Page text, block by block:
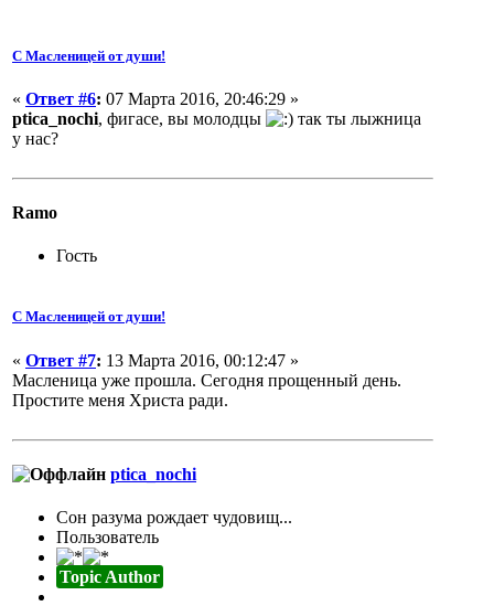
С Масленицей от души!
« Ответ #6: 07 Марта 2016, 20:46:29 »
ptica_nochi, фигасе, вы молодцы
так ты лыжница
у нас?
Ramo
Гость
С Масленицей от души!
« Ответ #7: 13 Марта 2016, 00:12:47 »
Масленица уже прошла. Сегодня прощенный день.
Простите меня Христа ради.
ptica_nochi
Сон разума рождает чудовищ...
Пользователь
Topic Author